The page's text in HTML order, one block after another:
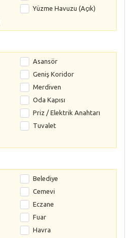
Yüzme Havuzu (Açık)
Asansör
Geniş Koridor
Merdiven
Oda Kapısı
Priz / Elektrik Anahtarı
Tuvalet
Belediye
Cemevi
Eczane
Fuar
Havra